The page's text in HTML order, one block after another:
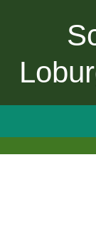
Zum